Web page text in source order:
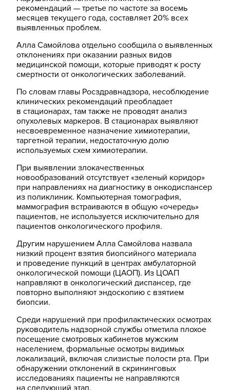
рекомендаций — третье по частоте за восемь
месяцев текущего года, составляет 20% всех
выявленных проблем.
Алла Самойлова отдельно сообщила о выявленных
отклонениях при оказании разных видов
медицинской помощи, которые приводят к росту
смертности от онкологических заболеваний.
По словам главы Росздравнадзора, несоблюдение
клинических рекомендаций преобладает
в стационарах, там также не проводят анализ
опухолевых маркеров. В стационарах выявляют
несвоевременное назначение химиотерапии,
таргетной терапии, недостаточную долю
используемых схем химиотерапии.
При выявлении злокачественных
новообразований отсутствует «зеленый коридор»
при направлениях на диагностику в онкодиспансер
из поликлиник. Компьютерная томография,
маммография встраиваются в общую «очередь»
пациентов, не используется исключительно для
пациентов онкологического профиля.
Другим нарушением Алла Самойлова назвала
низкий процент взятия биопсийного материала
и проведение пункций в центрах амбулаторной
онкологической помощи (ЦАОП). Из ЦОАП
направляют в онкологический диспансер, где
повторно выполняют эндоскопию с взятием
биопсии.
Среди нарушений при профилактических осмотрах
руководитель надзорной службы отметила плохое
посещение смотровых кабинетов мужским
населением, формальные осмотры видимых
локализаций, включая слизистые полости рта. При
обнаружении отклонений в скрининговых
исследованиях пациенты не направляются